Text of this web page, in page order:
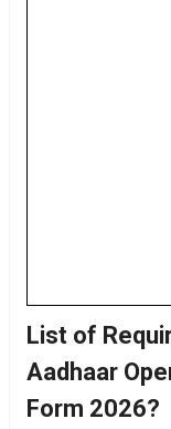
List of
Aadhaar
Form 2026?